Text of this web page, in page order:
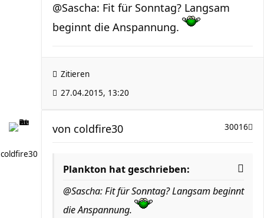
@Sascha: Fit für Sonntag? Langsam
beginnt die Anspannung.
Zitieren
27.04.2015, 13:20
coldfire30
30016
von coldfire30
Plankton hat geschrieben:
@Sascha: Fit für Sonntag? Langsam beginnt
die Anspannung.